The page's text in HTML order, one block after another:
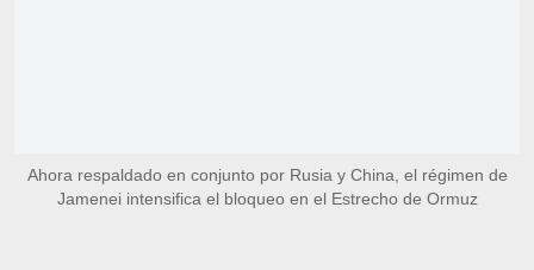
Ahora respaldado en conjunto por Rusia y China, el régimen de
Jamenei intensifica el bloqueo en el Estrecho de Ormuz